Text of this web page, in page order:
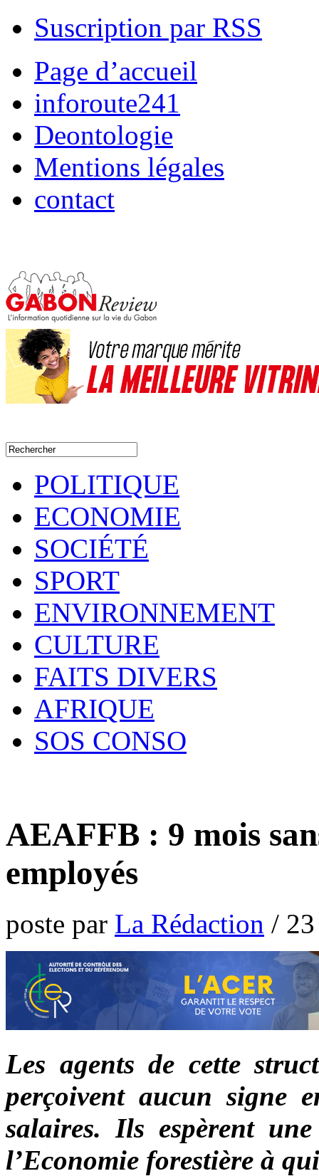
Suscription par RSS
Page d’accueil
inforoute241
Deontologie
Mentions légales
contact
POLITIQUE
ECONOMIE
SOCIÉTÉ
SPORT
ENVIRONNEMENT
CULTURE
FAITS DIVERS
AFRIQUE
SOS CONSO
AEAFFB : 9 mois
employés
poste par La Rédaction /
Les agents de cette
perçoivent aucun signe
salaires. Ils espèrent
l’Economie forestière à